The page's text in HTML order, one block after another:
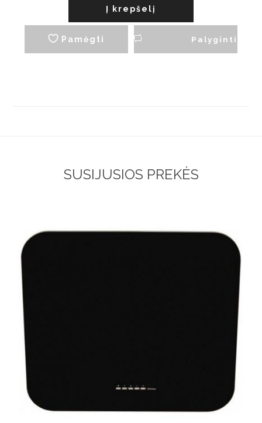
Pamėgti
Į krepšelį
Palyginti
SUSIJUSIOS PREKĖS